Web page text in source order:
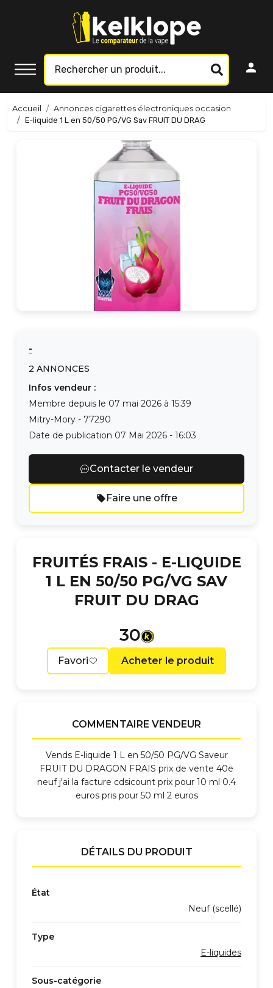
Accueil
Annonces cigarettes électroniques occasion
E-liquide 1 L en 50/50 PG/VG Sav FRUIT DU DRAG
-
2 ANNONCES
Infos vendeur :
Membre depuis le 07 mai 2026 à 15:39
Mitry-Mory - 77290
Date de publication 07 Mai 2026 - 16:03
Contacter le vendeur
Faire une offre
FRUITÉS FRAIS - E-LIQUIDE
1 L EN 50/50 PG/VG SAV
FRUIT DU DRAG
30
Favori Acheter le produit
COMMENTAIRE VENDEUR
Vends E-liquide 1 L en 50/50 PG/VG Saveur
FRUIT DU DRAGON FRAIS prix de vente 40e
neuf j'ai la facture cdsicount prix pour 10 ml 0.4
euros pris pour 50 ml 2 euros
DÉTAILS DU PRODUIT
État
Neuf (scellé)
Type
E-liquides
Sous-catégorie